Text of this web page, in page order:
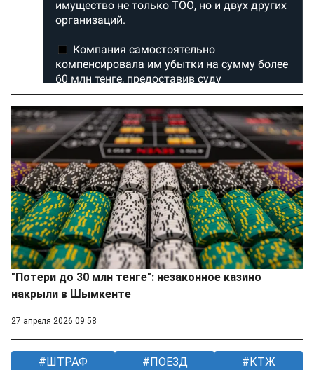
"Потери до 30 млн тенге": незаконное казино
накрыли в Шымкенте
27 апреля 2026 09:58
ШТРАФ ПОЕЗД
КТЖ